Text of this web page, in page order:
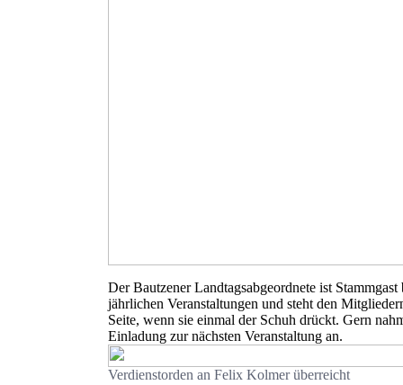
Der Bautzener Landtagsabgeordnete ist Stammgast
jährlichen Veranstaltungen und steht den
Seite, wenn sie einmal der Schuh drückt. Gern
Einladung zur nächsten Veranstaltung an.
Verdienstorden an Felix Kolmer überreicht